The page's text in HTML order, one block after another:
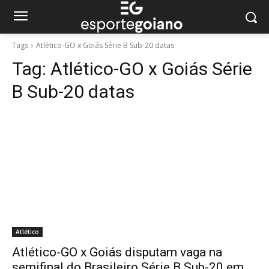
Tags Atlético-GO x Goiás Série B Sub-20 datas
Tag: Atlético-GO x Goiás Série
B Sub-20 datas
Atlético
Atlético-GO x Goiás disputam vaga na